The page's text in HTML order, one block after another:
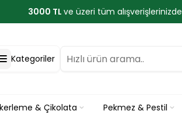
3000 TL ve üzeri tüm alışverişlerinizde
Kategoriler
& Çikolata Pekmez & Pestil